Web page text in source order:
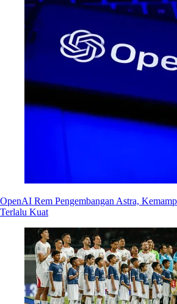
OpenAI Rem Pengembangan Astra,
Terlalu Kuat